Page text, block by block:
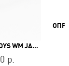
ОПРАВА WOODYS WM JAUDE 04
р.